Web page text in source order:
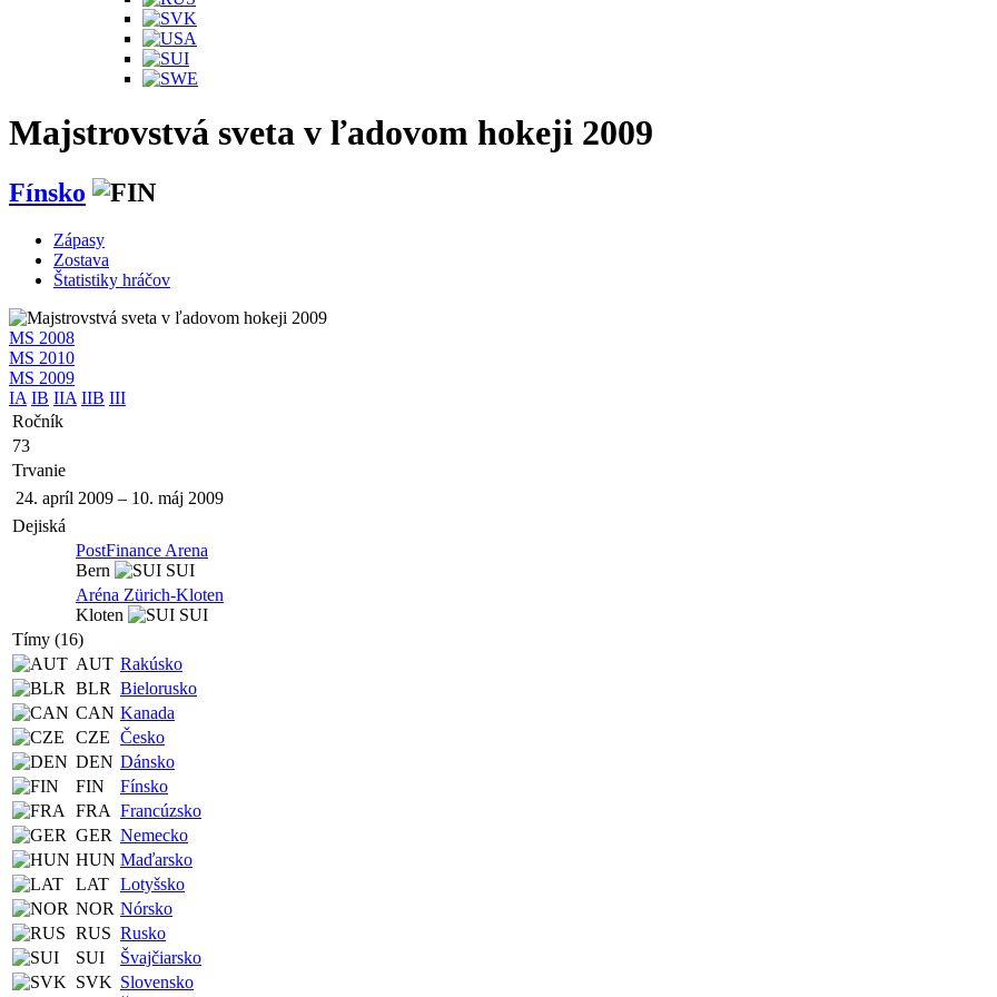
Majstrovstvá sveta v ľadovom hokeji 2009
Fínsko
Zápasy
Zostava
Štatistiky hráčov
MS 2008
MS 2010
MS 2009
IA IB IIA IIB III
Ročník
73
Trvanie
24. apríl 2009 – 10. máj 2009
Dejiská
PostFinance Arena
Bern
SUI
Aréna Zürich-Kloten
Kloten
SUI
Tímy (16)
AUT Rakúsko
BLR Bielorusko
CAN Kanada
CZE Česko
DEN Dánsko
FIN
Fínsko
FRA Francúzsko
GER Nemecko
HUN Maďarsko
LAT Lotyšsko
NOR Nórsko
RUS Rusko
SUI
Švajčiarsko
SVK Slovensko